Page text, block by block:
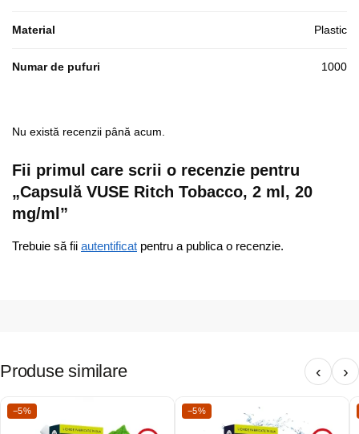
Material Plastic
Numar de pufuri 1000
Nu există recenzii până acum.
Fii primul care scrii o recenzie pentru
„Capsulă VUSE Ritch Tobacco, 2 ml, 20
mg/ml”
Trebuie să fii autentificat pentru a publica o recenzie.
Produse similare ‹ ›
−5% −5%